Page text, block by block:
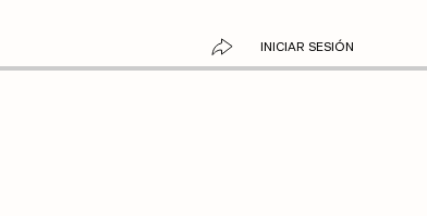
INICIAR SESIÓN